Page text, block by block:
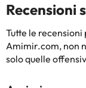
Recensioni
Tutte le
Amimir.com, non
solo quelle